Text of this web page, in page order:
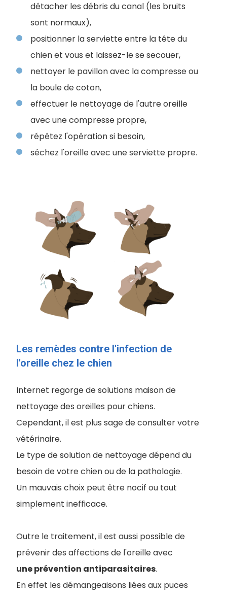
détacher les débris du canal (les bruits
sont normaux),
positionner la serviette entre la tête du
chien et vous et laissez-le se secouer,
nettoyer le pavillon avec la compresse ou
la boule de coton,
effectuer le nettoyage de l'autre oreille
avec une compresse propre,
répétez l'opération si besoin,
séchez l'oreille avec une serviette propre.
Les remèdes contre l'infection de
l'oreille chez le chien
Internet regorge de solutions maison de
nettoyage des oreilles pour chiens.
Cependant, il est plus sage de consulter votre
vétérinaire.
Le type de solution de nettoyage dépend du
besoin de votre chien ou de la pathologie.
Un mauvais choix peut être nocif ou tout
simplement inefficace.
Outre le traitement, il est aussi possible de
prévenir des affections de l'oreille avec
une prévention antiparasitaires.
En effet les démangeaisons liées aux puces